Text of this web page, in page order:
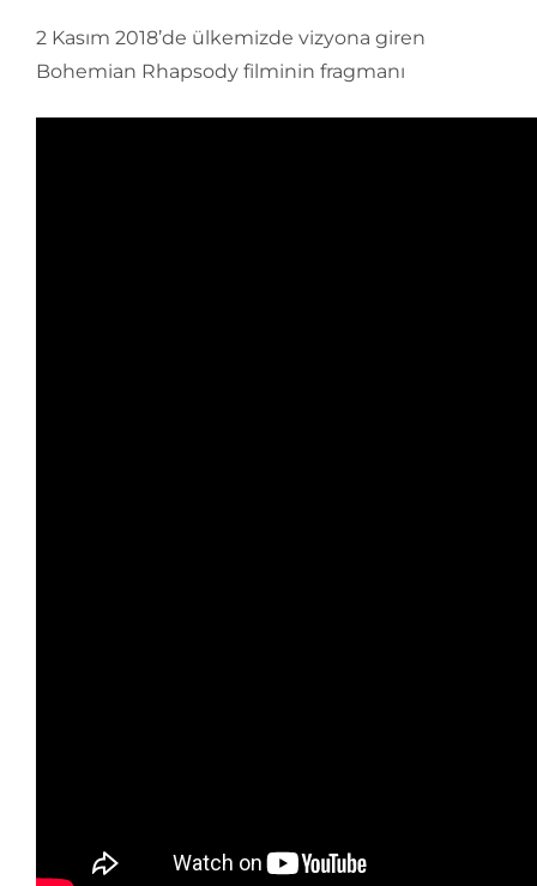
2 Kasım 2018’de ülkemizde vizyona giren
Bohemian Rhapsody filminin fragmanı